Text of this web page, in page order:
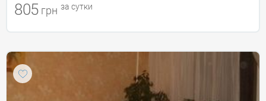
805 грн за сутки